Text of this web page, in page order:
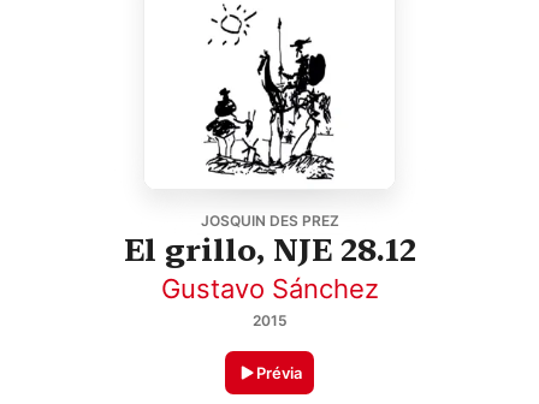
JOSQUIN DES PREZ
El grillo, NJE 28.12
Gustavo Sánchez
2015
Prévia